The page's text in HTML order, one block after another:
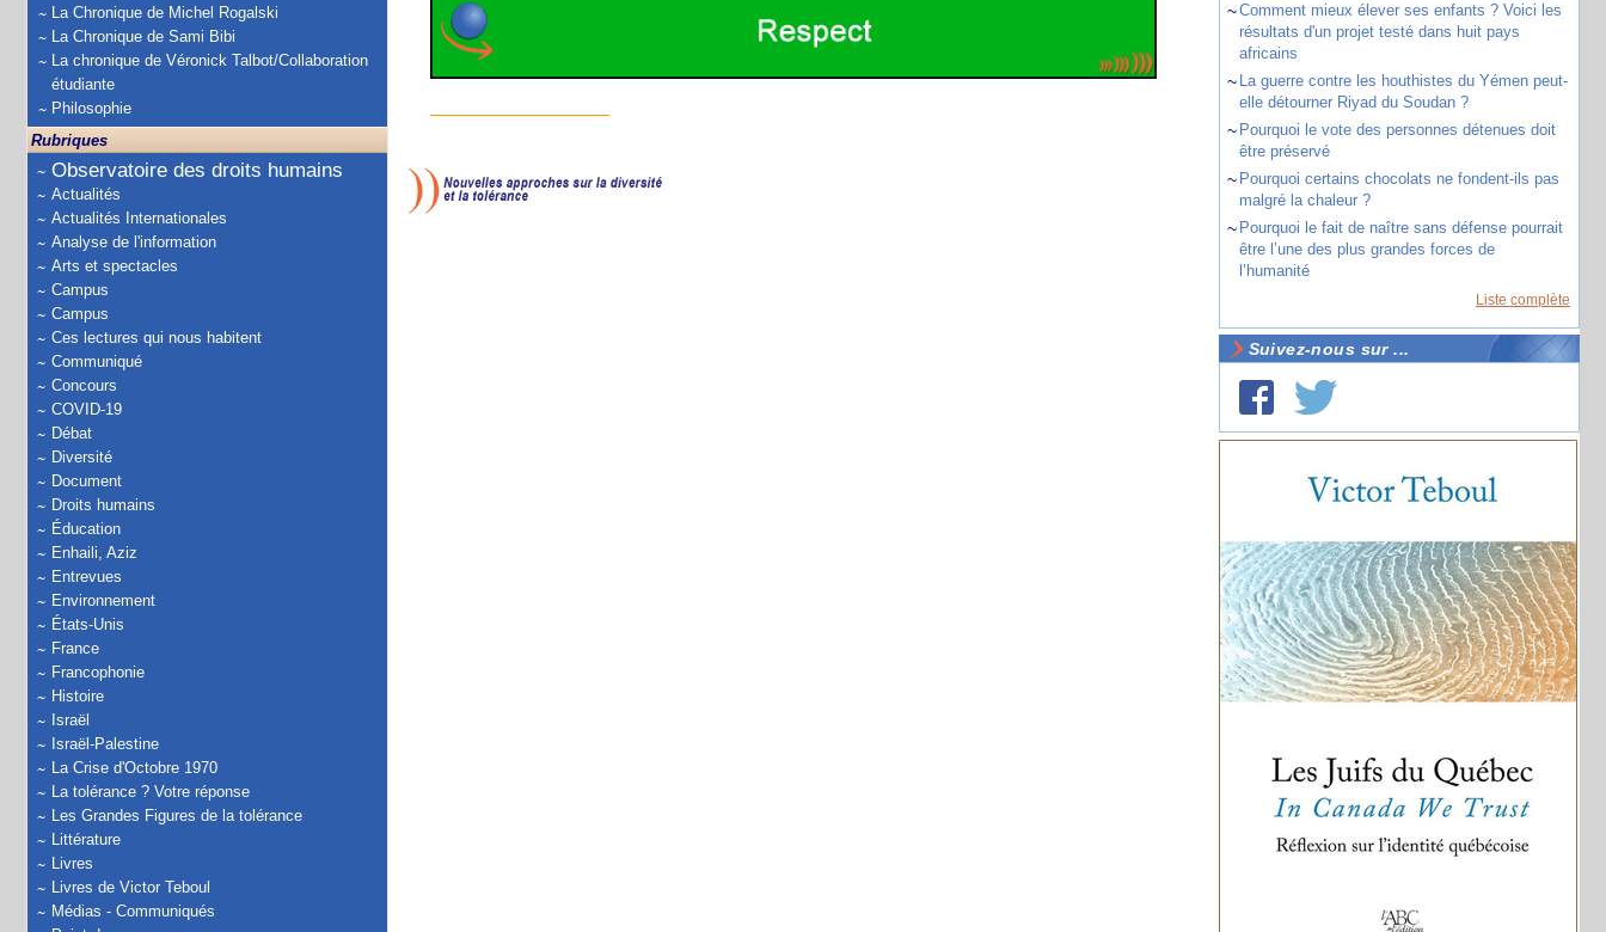
La Chronique de Michel Rogalski
La Chronique de Sami Bibi
La chronique de Véronick Talbot/Collaboration
étudiante
Philosophie
Rubriques
Observatoire des droits humains
Actualités
Actualités Internationales
Analyse de l'information
Arts et spectacles
Campus
Campus
Ces lectures qui nous habitent
Communiqué
Concours
COVID-19
Débat
Diversité
Document
Droits humains
Éducation
Enhaili, Aziz
Entrevues
Environnement
États-Unis
France
Francophonie
Histoire
Israël
Israël-Palestine
La Crise d'Octobre 1970
La tolérance ? Votre réponse
Les Grandes Figures de la tolérance
Littérature
Livres
Livres de Victor Teboul
Médias - Communiqués
~Comment mieux élever ses enfants ? Voici les
résultats d'un projet testé dans huit pays
africains
~ La guerre contre les houthistes du Yémen peut-
elle détourner Riyad du Soudan ?
~ Pourquoi le vote des personnes détenues doit
être préservé
~ Pourquoi certains chocolats ne fondent-ils pas
malgré la chaleur ?
~ Pourquoi le fait de naître sans défense pourrait
être l’une des plus grandes forces de
l’humanité
Liste complète
Suivez-nous sur ...